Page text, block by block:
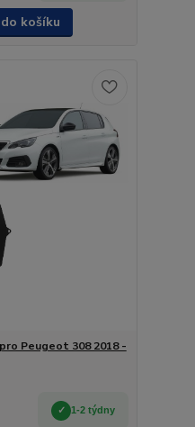
košíku
Peugeot 308 2018 -
1-2 týdny